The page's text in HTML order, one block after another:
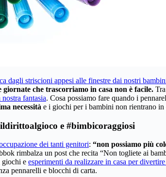
dagli striscioni appesi alle finestre dai nostri
che trascorriamo in casa non è facile.
fantasia. Cosa possiamo fare quando i
necessità e i giochi per i bambini non rientrano in
e #bimbicoraggiosi
dei tanti genitori: “non possiamo più
rimbalza un post che recita “Non togliete ai
giochi e esperimenti da realizzare in casa per
pennarelli e blocchi di carta.